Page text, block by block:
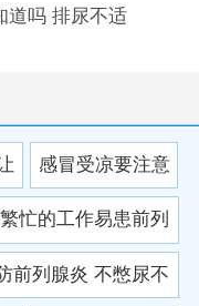
道吗 排尿不适
感冒受凉要注意
这也可能引发前
列腺炎
忙的工作易患前列
腺炎
前列腺炎 不憋尿不